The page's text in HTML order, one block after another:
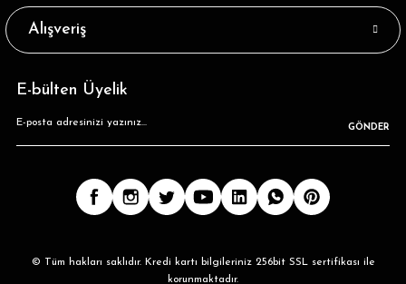
Alışveriş
E-bülten Üyelik
GÖNDER
© Tüm hakları saklıdır. Kredi kartı bilgileriniz 256bit SSL sertifikası ile
korunmaktadır.